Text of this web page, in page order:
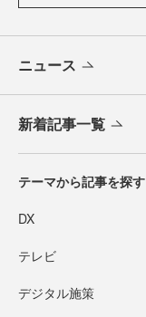
ニュース
新着記事一覧
テーマから記事を探す
DX
テレビ
デジタル施策